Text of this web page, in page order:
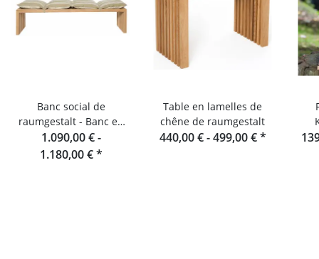
Banc social de
raumgestalt - Banc en
lamelles de chêne 180
cm
1.090,00 € -
1.180,00 €*
Table en lamelles de
chêne de raumgestalt
440,00 € -499,00 €*